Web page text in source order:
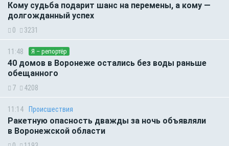
Кому судьба подарит шанс на перемены, а кому —
долгожданный успех
0 3231
11:48 Я – репортёр
40 домов в Воронеже остались без воды раньше
обещанного
7 4208
11:14 Происшествия
Ракетную опасность дважды за ночь объявляли
в Воронежской области